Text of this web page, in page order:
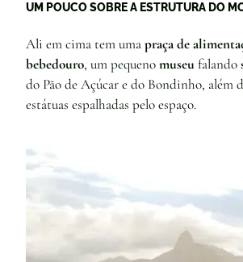
UM POUCO SOBRE A ESTRUTURA DO
Ali em cima tem umapraça de
bebedouro, um pequenomuseufalando
do Pão de Açúcar e do Bondinho, além
estátuas espalhadas pelo espaço.